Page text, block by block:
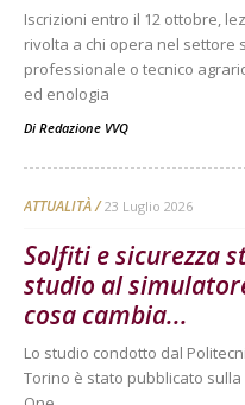
Iscrizioni entro il 12 ottobre,
rivolta a chi opera nel settore
professionale o tecnico
ed enologia
Di Redazione VVQ
ATTUALITÀ 23 Luglio 2026
Solfiti e sicurezza
studio al
cosa cambia...
Lo studio condotto dal
Torino è stato pubblicato